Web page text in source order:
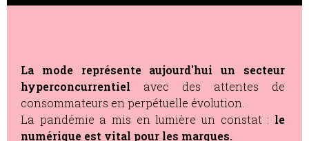
La mode représente aujourd'hui un secteur
hyperconcurrentiel
avec des attentes de
consommateurs en perpétuelle évolution.
La pandémie a mis en lumière un constat : le
numérique est vital pour les marques.